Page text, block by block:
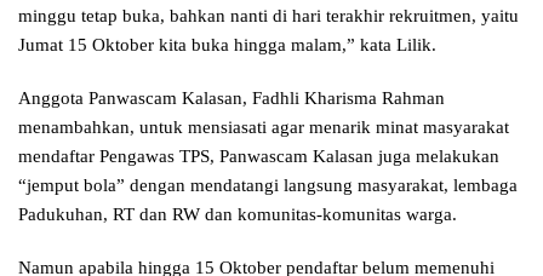
minggu tetap buka, bahkan nanti di hari terakhir rekruitmen, yaitu
Jumat 15 Oktober kita buka hingga malam,” kata Lilik.
Anggota Panwascam Kalasan, Fadhli Kharisma Rahman
menambahkan, untuk mensiasati agar menarik minat masyarakat
mendaftar Pengawas TPS, Panwascam Kalasan juga melakukan
“jemput bola” dengan mendatangi langsung masyarakat, lembaga
Padukuhan, RT dan RW dan komunitas-komunitas warga.
Namun apabila hingga 15 Oktober pendaftar belum memenuhi